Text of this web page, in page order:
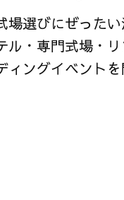
場選びにぜった
ル・専門式場・
ィングイベント